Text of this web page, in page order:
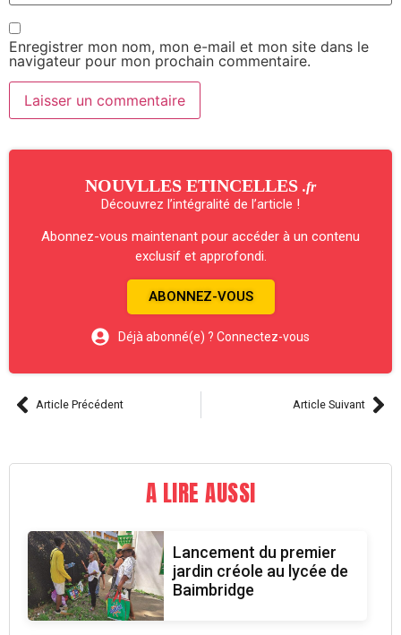
Enregistrer mon nom, mon e-mail et mon site dans le
navigateur pour mon prochain commentaire.
NOUVLLES ETINCELLES .fr
Découvrez l’intégralité de l’article !
Abonnez-vous maintenant pour accéder à un contenu
exclusif et approfondi.
ABONNEZ-VOUS
Déjà abonné(e) ? Connectez-vous
Article Précédent Article Suivant
A LIRE AUSSI
Lancement du premier
jardin créole au lycée de
Baimbridge